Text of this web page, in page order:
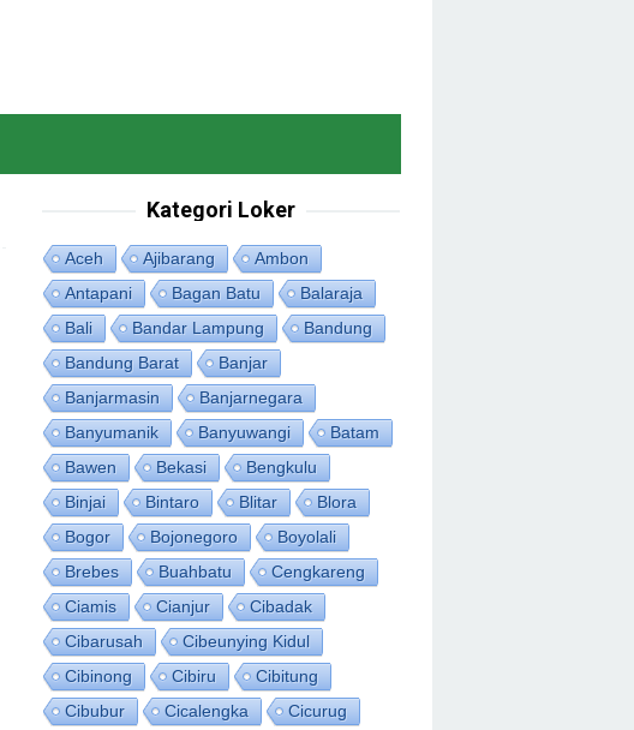
Kategori Loker
Aceh Ajibarang
Ambon
Antapani
Bagan Batu
Balaraja
Bali
Bandar Lampung
Bandung
Bandung Barat
Banjar
Banjarmasin
Banjarnegara
Banyumanik
Banyuwangi
Batam
Bawen
Bekasi
Bengkulu
Binjai
Bintaro Blitar
Blora
Bogor
Bojonegoro
Boyolali
Brebes
Buahbatu
Cengkareng
Ciamis
Cianjur
Cibadak
Cibarusah
Cibeunying Kidul
Cibinong
Cibiru
Cibitung
Cibubur
Cicalengka
Cicurug